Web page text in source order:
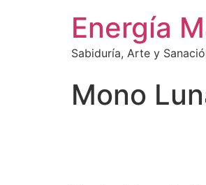
Energía
Sabiduría, Arte y
Mono